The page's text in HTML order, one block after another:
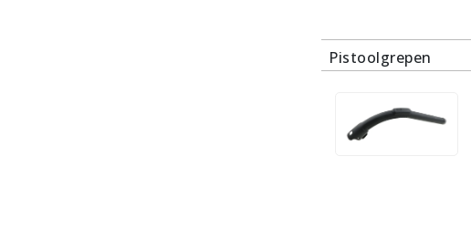
Pistoolgrepen